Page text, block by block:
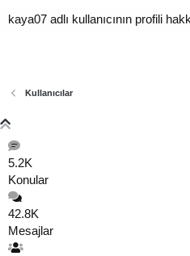
kaya07 adlı kullanıcının profili
Kullanıcılar
5.2K
Konular
42.8K
Mesajlar